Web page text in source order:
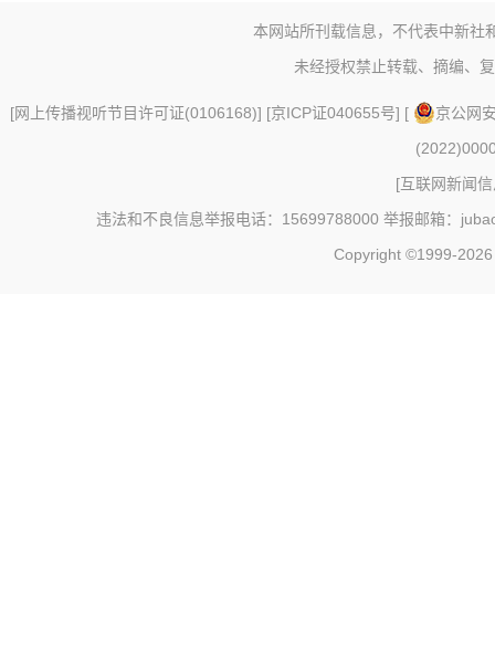
本网站所刊载信息，不代表中新社
未经授权禁止转载、摘编、
[网上传播视听节目许可证(0106168)] [京ICP证040655号] [
京公网
[互联网新闻
违法和不良信息举报电话：15699788000 举报邮箱：
Copyright ©1999-